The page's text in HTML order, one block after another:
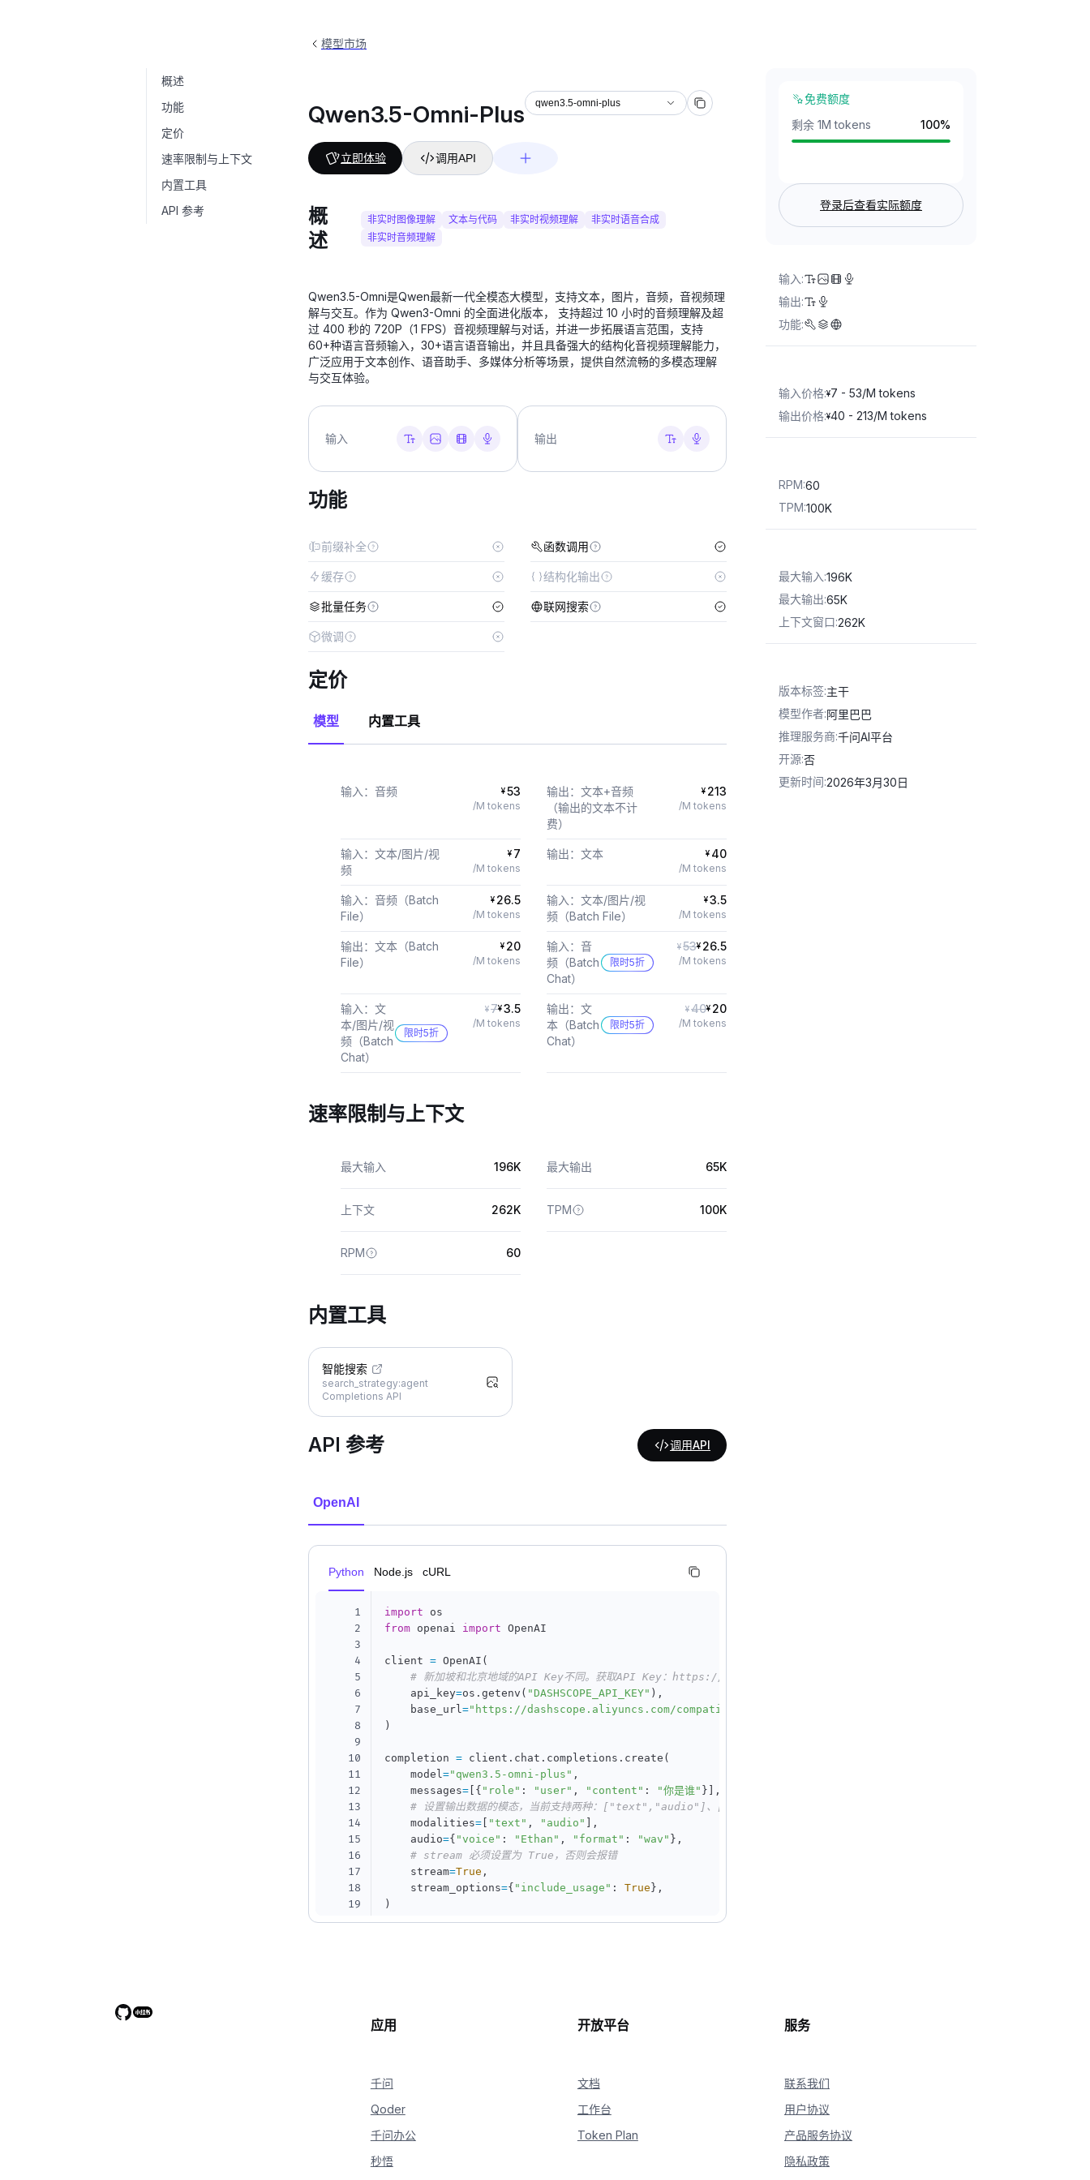
概述
功能
定价
速率限制与上下文
内置工具
API 参考
模型市场
Qwen3.5-Omni-Plus qwen3.5-omni-plus
立即体验 调用API
概
述
非实时图像理解 文本与代码 非实时视频理解
非实时语音合成
非实时音频理解
Qwen3.5-Omni是Qwen最新一代全模态大模型，支持文本，图片，音频，音视频理
解与交互。作为 Qwen3-Omni 的全面进化版本， 支持超过 10 小时的音频理解及超
过 400 秒的 720P（1 FPS）音视频理解与对话，并进一步拓展语言范围，支持
60+种语言音频输入，30+语言语音输出，并且具备强大的结构化音视频理解能力，
广泛应用于文本创作、语音助手、多媒体分析等场景，提供自然流畅的多模态理解
与交互体验。
输入 输出
功能
前缀补全 函数调用
缓存 结构化输出
批量任务 联网搜索
微调
定价
模型 内置工具
输入：音频 ¥53
/M tokens
输出：文本+音频
（输出的文本不计
费）
¥ 213
/M tokens
输入：文本/图片/视
频
¥ 7
/M tokens
输出：文本 ¥ 40
/M tokens
输入：音频（Batch
File）
¥ 26.5
/M tokens
输入：文本/图片/视
频（Batch File）
¥3.5
/M tokens
输出：文本（Batch
File）
¥ 20
/M tokens
输入：音
频（Batch
Chat）
限时5折
¥53¥ 26.5
/M tokens
输入：文
本/图片/视
频（Batch
Chat）
限时5折
¥7¥3.5
/M tokens
输出：文
本（Batch
Chat）
限时5折
¥40¥ 20
/M tokens
速率限制与上下文
最大输入 196K 最大输出 65K
上下文 262K TPM 100K
RPM 60
内置工具
智能搜索
search_strategy:agent
Completions API
API 参考 调用API
OpenAI
Python Node.js cURL
1
2
3
4
5
6
7
8
9
10
11
12
13
14
15
16
17
18
19
20
import
from openai import OpenAI
client = OpenAI (
# 新加坡和北京地域的API Key不同。获取API Key：https://www.alibabacloud.com/help/zh/model-studio/get-api-key
    api_key
=os . getenv ( "DASHSCOPE_API_KEY" ) ,
    base_url
="https://dashscope.aliyuncs.com/compatible-mode/v1"
)
completion = client . chat . completions . create (
    model
="qwen3.5-omni-plus" ,
    messages
= { "role" : "user" , "content" : "你是谁" }
,
# 设置输出数据的模态，当前支持两种：["text","audio"]、["text"]
    modalities
= "text" , "audio"
,
    audio
={ "voice" : "Ethan" , "format" : "wav" } ,
# stream 必须设置为 True，否则会报错
    stream
=True ,
    stream_options
={ "include_usage" : True } ,
)
免费额度
剩余 1M tokens
100%
登录后查看实际额度
输入:
输出:
功能:
输入价格:¥7 - 53/M tokens
输出价格:¥40 - 213/M tokens
RPM:60
TPM:100K
最大输入:196K
最大输出:65K
上下文窗口:262K
版本标签:主干
模型作者:阿里巴巴
推理服务商:千问AI平台
开源:否
更新时间:2026年3月30日
应用
千问
Qoder
千问办公
秒悟
开放平台
文档
工作台
Token Plan
服务
联系我们
用户协议
产品服务协议
隐私政策